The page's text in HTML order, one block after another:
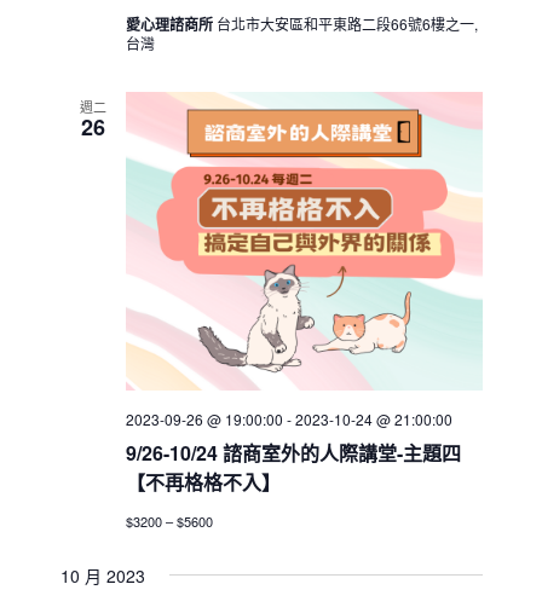
愛心理諮商所 台北市大安區和平東路二段66號6樓之一,
台灣
週二
26
9/26-10/24 諮商室外的人際講堂-主題四
【不再格格不入】
2023-09-26 @ 19:00:00 -2023-10-24 @ 21:00:00
$3200 – $5600
10 月 2023